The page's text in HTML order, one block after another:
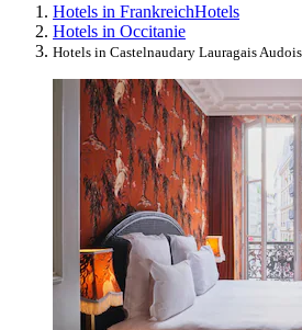
Hotels in FrankreichHotels
Hotels in Occitanie
Hotels in Castelnaudary Lauragais Audois